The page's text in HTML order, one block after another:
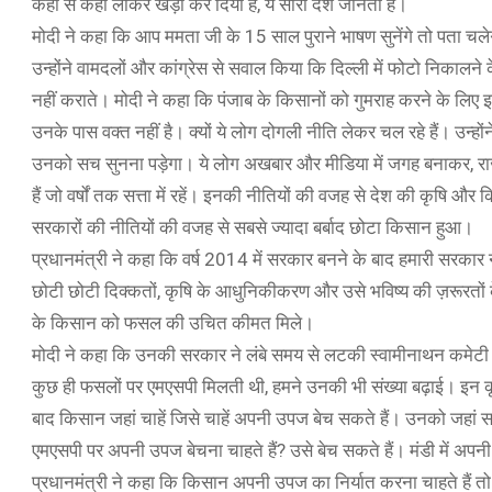
कहां से कहां लाकर खड़ा कर दिया है, ये सारा देश जानता है।
मोदी ने कहा कि आप ममता जी के 15 साल पुराने भाषण सुनेंगे तो पता
उन्होंने वामदलों और कांग्रेस से सवाल किया कि दिल्ली में फोटो
नहीं कराते। मोदी ने कहा कि पंजाब के किसानों को गुमराह करने के
उनके पास वक्त नहीं है। क्यों ये लोग दोगली नीति लेकर चल रहे हैं।
उनको सच सुनना पड़ेगा। ये लोग अखबार और मीडिया में जगह बनाकर,
हैं जो वर्षों तक सत्ता में रहें। इनकी नीतियों की वजह से देश की कृषि और
सरकारों की नीतियों की वजह से सबसे ज्यादा बर्बाद छोटा किसान हुआ।
प्रधानमंत्री ने कहा कि वर्ष 2014 में सरकार बनने के बाद हमारी
छोटी छोटी दिक्कतों, कृषि के आधुनिकीकरण और उसे भविष्य की ज़रूरतों
के किसान को फसल की उचित कीमत मिले।
मोदी ने कहा कि उनकी सरकार ने लंबे समय से लटकी स्वामीनाथन कमेटी
कुछ ही फसलों पर एमएसपी मिलती थी, हमने उनकी भी संख्या बढ़ाई।
बाद किसान जहां चाहें जिसे चाहें अपनी उपज बेच सकते हैं। उनको जहां
एमएसपी पर अपनी उपज बेचना चाहते हैं? उसे बेच सकते हैं। मंडी में
प्रधानमंत्री ने कहा कि किसान अपनी उपज का निर्यात करना चाहते हैं